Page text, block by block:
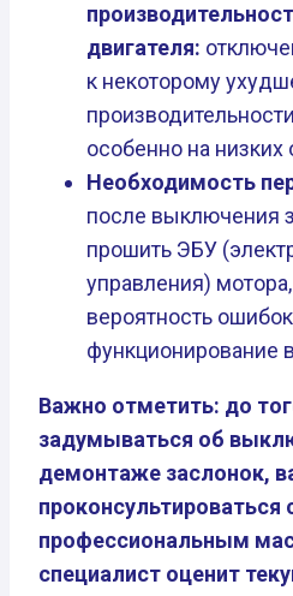
двигателя:
к некоторому
особенно на
Необходимость
после выключения
прошить ЭБУ
управления)
вероятность
функционирование
Важно отметить: до
задумываться об
демонтаже заслонок,
проконсультироваться
профессиональным
специалист оценит